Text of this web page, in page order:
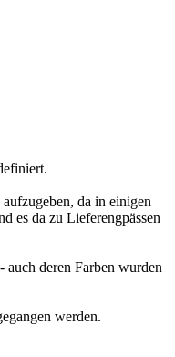
da in einigen
es da zu Lieferengpässen
- auch deren Farben wurden
werden.